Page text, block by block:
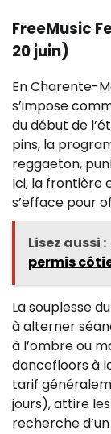
FreeMusic
20 juin)
En Charente-
s’impose
du début de
pins, la
reggaeton,
Ici, la frontière
s’efface pour
Lisez aussi :
permis
La souplesse
à alterner
à l’ombre ou
dancefloors à
tarif
jours), attire
recherche